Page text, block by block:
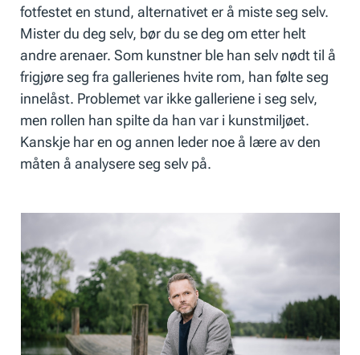
fotfestet en stund, alternativet er å miste seg selv.
Mister du deg selv, bør du se deg om etter helt
andre arenaer. Som kunstner ble han selv nødt til å
frigjøre seg fra gallerienes hvite rom, han følte seg
innelåst. Problemet var ikke galleriene i seg selv,
men rollen han spilte da han var i kunstmiljøet.
Kanskje har en og annen leder noe å lære av den
måten å analysere seg selv på.